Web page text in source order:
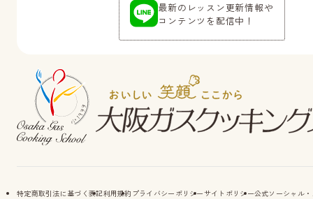
最新のレッスン更新情報や
コンテンツを配信中！
特定商取引法に基づく表記利用規約 プライバシーポリシーサイトポリシー公式ソーシャル